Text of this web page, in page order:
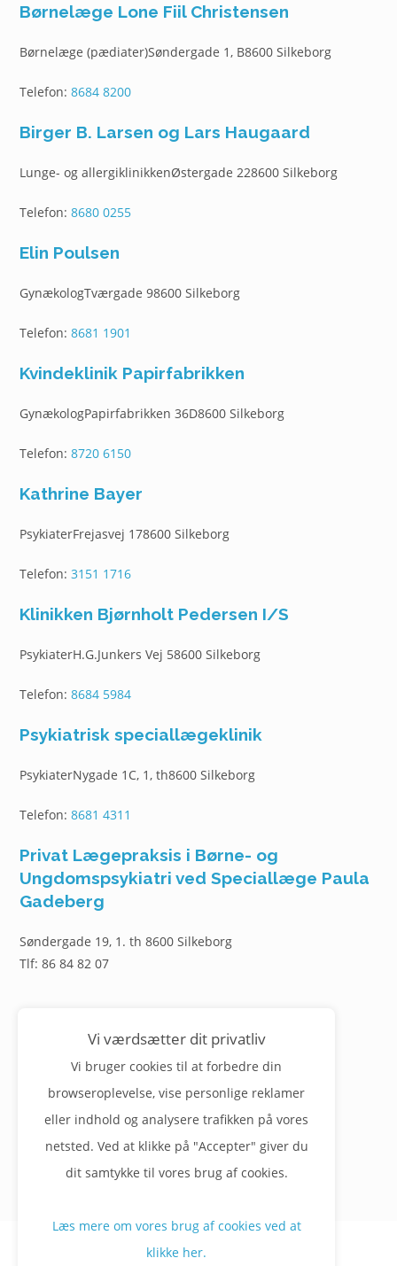
Børnelæge Lone Fiil Christensen
Børnelæge (pædiater)Søndergade 1, B8600 Silkeborg
Telefon:8684 8200
Birger B. Larsen og Lars Haugaard
Lunge- og allergiklinikkenØstergade 228600 Silkeborg
Telefon:8680 0255
Elin Poulsen
GynækologTværgade 98600 Silkeborg
Telefon:8681 1901
Kvindeklinik Papirfabrikken
GynækologPapirfabrikken 36D8600 Silkeborg
Telefon:8720 6150
Kathrine Bayer
PsykiaterFrejasvej 178600 Silkeborg
Telefon:3151 1716
Klinikken Bjørnholt Pedersen I/S
PsykiaterH.G.Junkers Vej 58600 Silkeborg
Telefon:8684 5984
Psykiatrisk speciallægeklinik
PsykiaterNygade 1C, 1, th8600 Silkeborg
Telefon:8681 4311
Privat Lægepraksis i Børne- og
Ungdomspsykiatri ved Speciallæge Paula
Gadeberg
Søndergade 19, 1. th 8600 Silkeborg
Tlf: 86 84 82 07
Login herunder
Log på selvbetjeningen
Læs mere ombrugeroprettelse her
Vi værdsætter dit privatliv
Vi bruger cookies til at forbedre din
browseroplevelse, vise personlige reklamer
eller indhold og analysere trafikken på vores
netsted. Ved at klikke på "Accepter" giver du
dit samtykke til vores brug af cookies.
Læs mere om vores brug af cookies ved at
klikke her.